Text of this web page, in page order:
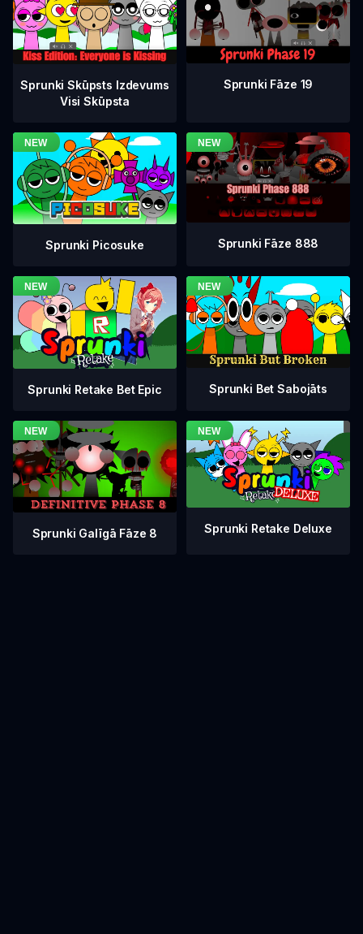
Sprunki Skūpsts Izdevums
Visi Skūpsta
Sprunki Fāze 19
Sprunki Picosuke Sprunki Fāze 888
Sprunki Retake Bet Epic Sprunki Bet Sabojāts
Sprunki Galīgā Fāze 8 Sprunki Retake Deluxe